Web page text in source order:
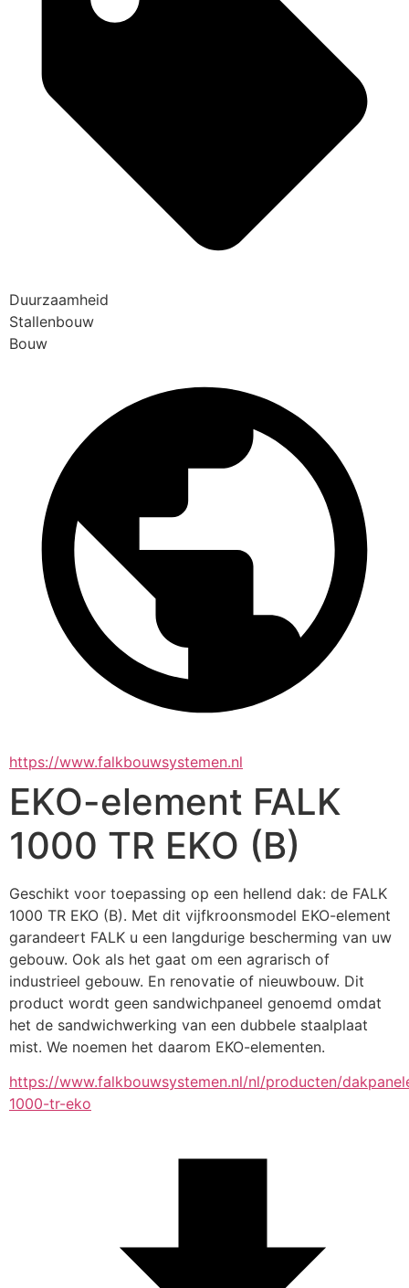
Duurzaamheid
Stallenbouw
Bouw
https://www.falkbouwsystemen.nl
EKO-element FALK
1000 TR EKO (B)
Geschikt voor toepassing op een hellend dak: de FALK
1000 TR EKO (B). Met dit vijfkroonsmodel EKO-element
garandeert FALK u een langdurige bescherming van uw
gebouw. Ook als het gaat om een agrarisch of
industrieel gebouw. En renovatie of nieuwbouw. Dit
product wordt geen sandwichpaneel genoemd omdat
het de sandwichwerking van een dubbele staalplaat
mist. We noemen het daarom EKO-elementen.
https://www.falkbouwsystemen.nl/nl/producten/
1000-tr-eko